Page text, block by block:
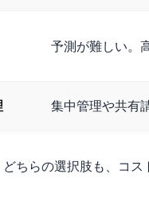
予測が難しい。
集中管理や共有
どちらの選択肢も、コ